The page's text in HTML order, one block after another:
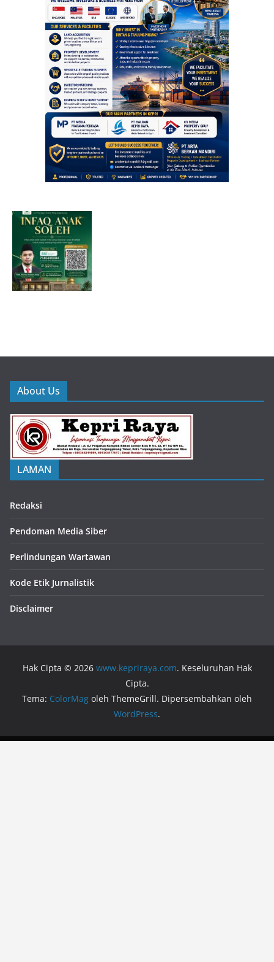
About Us
LAMAN
Redaksi
Pendoman Media Siber
Perlindungan Wartawan
Kode Etik Jurnalistik
Disclaimer
Hak Cipta © 2026 www.kepriraya.com. Keseluruhan Hak
Cipta.
Tema: ColorMag oleh ThemeGrill. Dipersembahkan oleh
WordPress.